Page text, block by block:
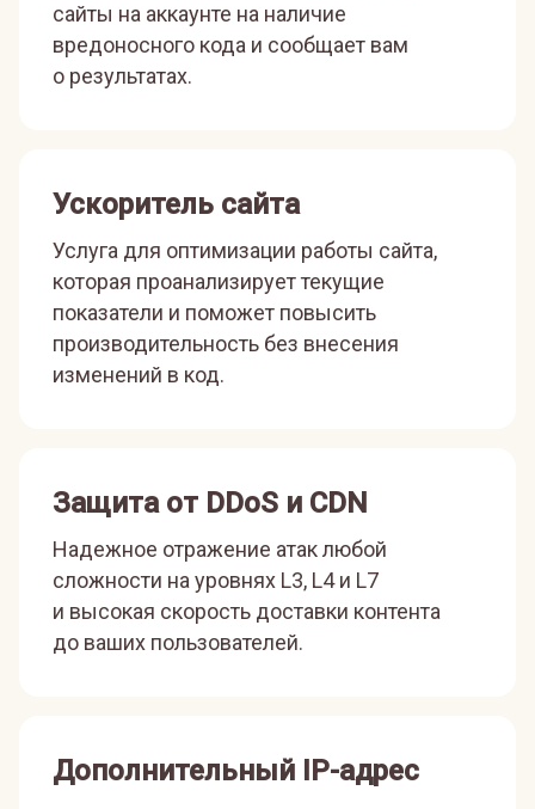
сайты на аккаунте на наличие
вредоносного кода и сообщает вам
о результатах.
Ускоритель сайта
Услуга для оптимизации работы сайта,
которая проанализирует текущие
показатели и поможет повысить
производительность без внесения
изменений в код.
Защита от DDoS и CDN
Надежное отражение атак любой
сложности на уровнях L3, L4 и L7
и высокая скорость доставки контента
до ваших пользователей.
Дополнительный IP-адрес